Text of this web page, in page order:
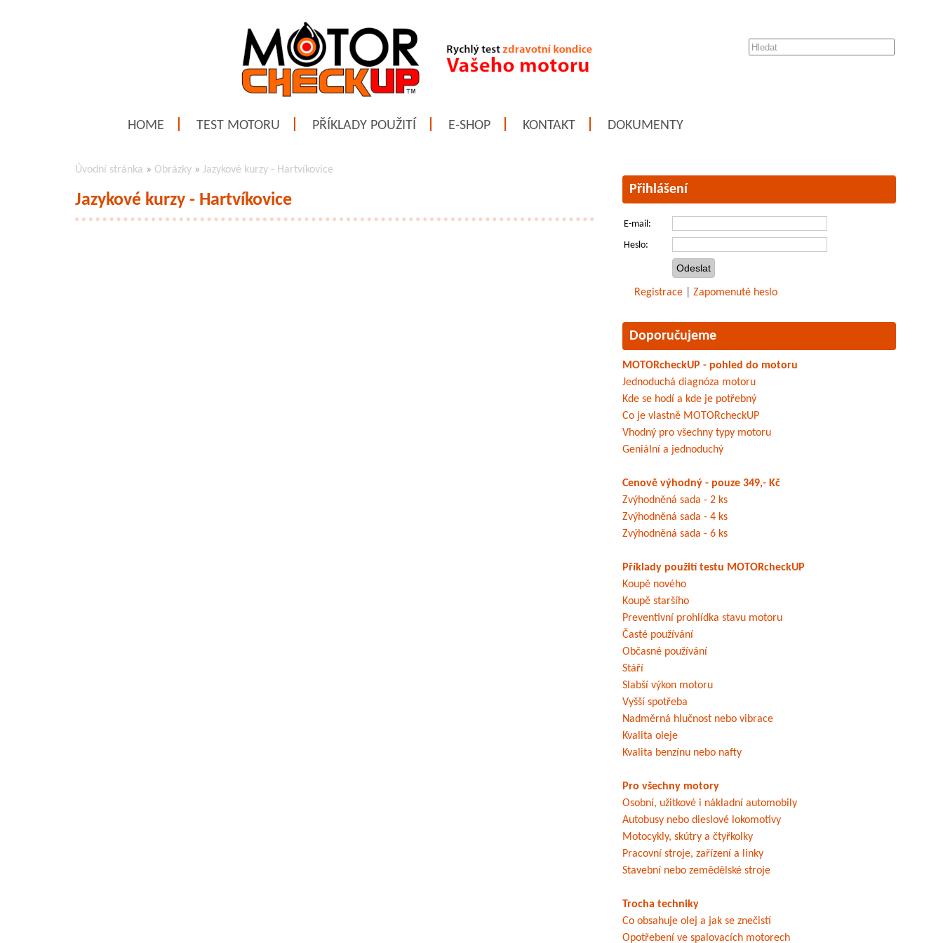
HOME TEST MOTORU PŘÍKLADY POUŽITÍ E-SHOP KONTAKT DOKUMENTY
Úvodní stránka » Obrázky » Jazykové kurzy - Hartvíkovice
Jazykové kurzy - Hartvíkovice
Přihlášení
E-mail:
Heslo:
Registrace Zapomenuté heslo
Doporučujeme
MOTORcheckUP - pohled do motoru
Jednoduchá diagnóza motoru
Kde se hodí a kde je potřebný
Co je vlastně MOTORcheckUP
Vhodný pro všechny typy motoru
Geniální a jednoduchý
Cenově výhodný - pouze 349,- Kč
Zvýhodněná sada - 2 ks
Zvýhodněná sada - 4 ks
Zvýhodněná sada - 6 ks
Příklady použití testu MOTORcheckUP
Koupě nového
Koupě staršího
Preventivní prohlídka stavu motoru
Časté používání
Občasné používání
Stáří
Slabší výkon motoru
Vyšší spotřeba
Nadměrná hlučnost nebo vibrace
Kvalita oleje
Kvalita benzínu nebo nafty
Pro všechny motory
Osobní, užitkové i nákladní automobily
Autobusy nebo dieslové lokomotivy
Motocykly, skútry a čtyřkolky
Pracovní stroje, zařízení a linky
Stavební nebo zemědělské stroje
Trocha techniky
Co obsahuje olej a jak se znečistí
Opotřebení ve spalovacích motorech